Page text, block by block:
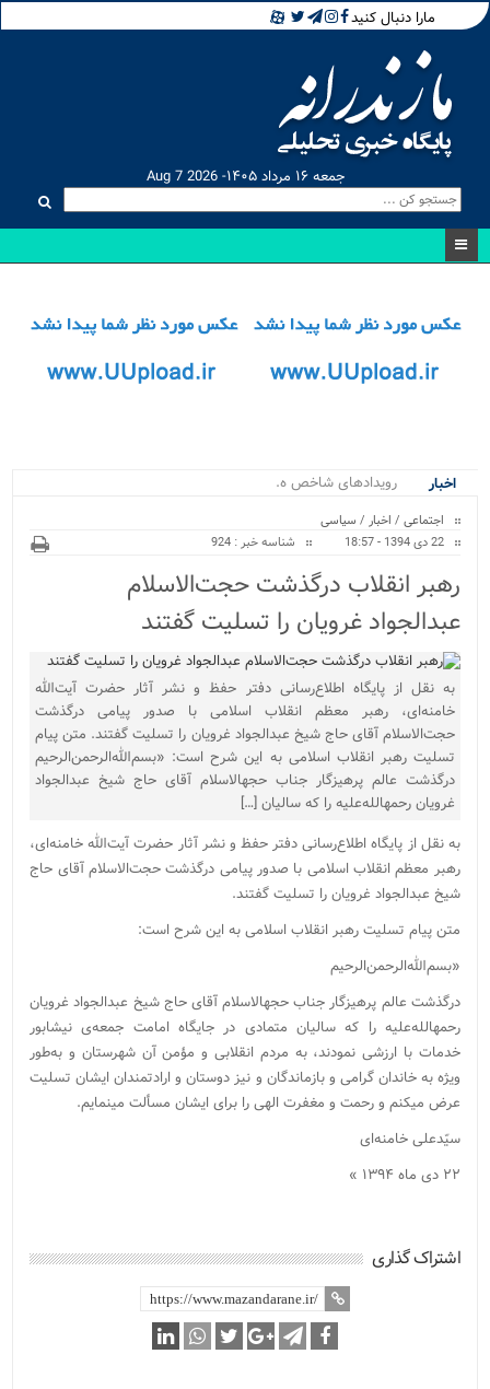
مارا دنبال کنید
جمعه ۱۶ مرداد ۱۴۰۵- Aug 7 2026
اخبار
رویدادهای شاخص هنری د_
اجتماعی / اخبار / سیاسی
22 دی 1394 - 18:57
شناسه خبر : 924
رهبر انقلاب درگذشت حجت‌الاسلام
عبدالجواد غرویان را تسلیت گفتند
به نقل از پایگاه اطلاع‌رسانی دفتر حفظ و نشر آثار حضرت آیت‌الله
خامنه‌ای، رهبر معظم انقلاب اسلامی با صدور پیامی درگذشت
حجت‌الاسلام آقای حاج شیخ عبدالجواد غرویان را تسلیت گفتند. متن پیام
تسلیت رهبر انقلاب اسلامی به این شرح است: «بسم‌الله‌الرحمن‌الرحیم
درگذشت عالم پرهیزگار جناب حجهالاسلام آقای حاج شیخ عبدالجواد
غرویان رحمهالله‌علیه را که سالیان […]
به نقل از پایگاه اطلاعرسانی دفتر حفظ و نشر آثار حضرت آیتالله خامنه‌ای،
رهبر معظم انقلاب اسلامی با صدور پیامی درگذشت حجت‌الاسلام آقای حاج
شیخ عبدالجواد غرویان را تسلیت گفتند.
متن پیام تسلیت رهبر انقلاب اسلامی به این شرح است:
«بسم‌الله‌الرحمن‌الرحیم
درگذشت عالم پرهیزگار جناب حجهالاسلام آقای حاج شیخ عبدالجواد غرویان
رحمهالله‌علیه را که سالیان متمادی در جایگاه امامت جمعه‌ی نیشابور
خدمات با ارزشی نمودند، به مردم انقلابی و مؤمن آن شهرستان و به‌طور
ویژه به خاندان گرامی و بازماندگان و نیز دوستان و ارادتمندان ایشان تسلیت
عرض میکنم و رحمت و مغفرت الهی را برای ایشان مسألت مینمایم.
سیّدعلی خامنه‌ای
۲۲ دی ماه ۱۳۹۴ »
اشتراک گذاری